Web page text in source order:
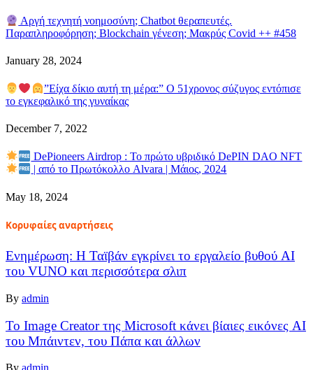
Αργή τεχνητή νοημοσύνη; Chatbot θεραπευτές.
Παραπληροφόρηση; Blockchain γένεση; Μακρύς Covid ++ #458
January 28, 2024
”Είχα δίκιο αυτή τη μέρα:” Ο 51χρονος σύζυγος εντόπισε
το εγκεφαλικό της γυναίκας
December 7, 2022
DePioneers Airdrop : Το πρώτο υβριδικό DePIN DAO NFT
| από το Πρωτόκολλο Alvara | Μάιος, 2024
May 18, 2024
Κορυφαίες αναρτήσεις
Ενημέρωση: Η Ταϊβάν εγκρίνει το εργαλείο βυθού AI
του VUNO και περισσότερα σλιπ
By admin
Το Image Creator της Microsoft κάνει βίαιες εικόνες AI
του Μπάιντεν, του Πάπα και άλλων